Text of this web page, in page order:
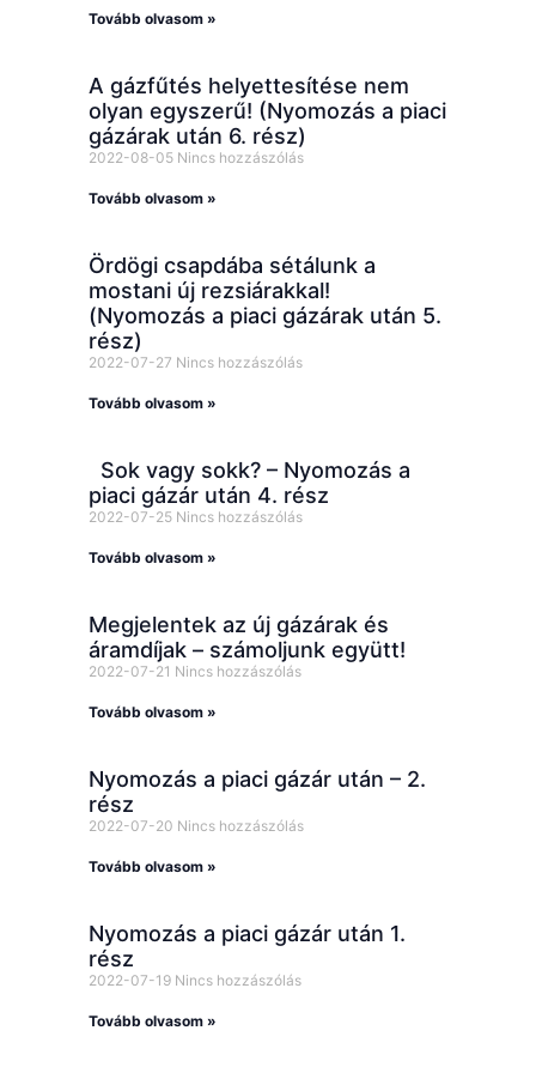
Tovább olvasom »
A gázfűtés helyettesítése nem
olyan egyszerű! (Nyomozás a piaci
gázárak után 6. rész)
2022-08-05 Nincs hozzászólás
Tovább olvasom »
Ördögi csapdába sétálunk a
mostani új rezsiárakkal!
(Nyomozás a piaci gázárak után 5.
rész)
2022-07-27 Nincs hozzászólás
Tovább olvasom »
Sok vagy sokk? – Nyomozás a
piaci gázár után 4. rész
2022-07-25 Nincs hozzászólás
Tovább olvasom »
Megjelentek az új gázárak és
áramdíjak – számoljunk együtt!
2022-07-21 Nincs hozzászólás
Tovább olvasom »
Nyomozás a piaci gázár után – 2.
rész
2022-07-20 Nincs hozzászólás
Tovább olvasom »
Nyomozás a piaci gázár után 1.
rész
2022-07-19 Nincs hozzászólás
Tovább olvasom »